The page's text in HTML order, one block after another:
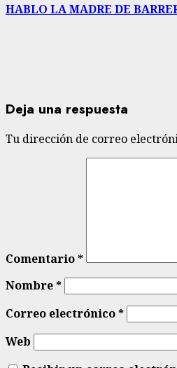
HABLO LA MADRE DE
Deja una respuesta
Tu dirección de correo
Comentario*
Nombre*
Correo electrónico*
Web